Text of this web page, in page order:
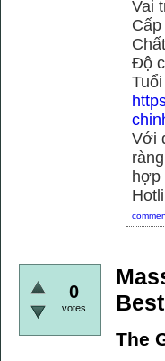
Vai
Độ
Với
hợp
0
votes
The